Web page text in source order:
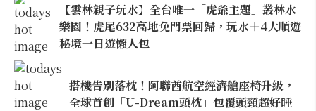
【雲林親子玩水】全台唯一「虎爺主題」叢林水
樂園！虎尾632高地免門票回歸，玩水＋4大順遊
秘境一日遊懶人包
搭機告別落枕！阿聯酋航空經濟艙座椅升級，
全球首創「U-Dream頭枕」包覆頭頸超好睡